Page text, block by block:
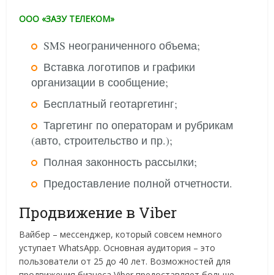
ООО «ЗАЗУ ТЕЛЕКОМ»
SMS неограниченного объема;
Вставка логотипов и графики
организации в сообщение;
Бесплатный геотаргетинг;
Таргетинг по операторам и рубрикам
(авто, строительство и пр.);
Полная законность рассылки;
Предоставление полной отчетности.
Продвижение в Viber
Вайбер – мессенджер, который совсем немного
уступает WhatsApp. Основная аудитория – это
пользователи от 25 до 40 лет. Возможностей для